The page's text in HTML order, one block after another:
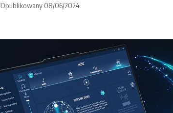
Opublikowany 08/06/2024